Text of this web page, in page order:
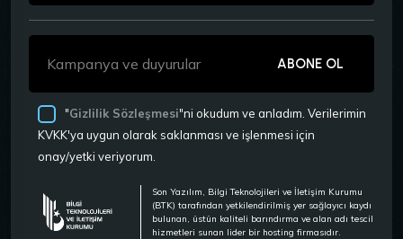
ABONE OL
"Gizlilik Sözleşmesi"ni okudum ve anladım. Verilerimin
KVKK'ya uygun olarak saklanması ve işlenmesi için
onay/yetki veriyorum.
Son Yazılım, Bilgi Teknolojileri ve İletişim Kurumu
(BTK) tarafından yetkilendirilmiş yer sağlayıcı kaydı
bulunan, üstün kaliteli barındırma ve alan adı tescil
hizmetleri sunan lider bir hosting firmasıdır.